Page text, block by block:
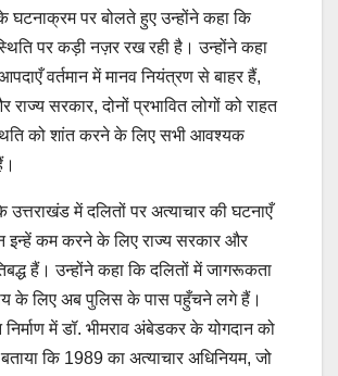
घटनाक्रम पर बोलते हुए उन्होंने कहा कि
पर कड़ी नज़र रख रही है। उन्होंने कहा
वर्तमान में मानव नियंत्रण से बाहर हैं,
सरकार, दोनों प्रभावित लोगों को राहत
को शांत करने के लिए सभी आवश्यक
उत्तराखंड में दलितों पर अत्याचार की घटनाएँ
इन्हें कम करने के लिए राज्य सरकार और
हैं। उन्होंने कहा कि दलितों में जागरूकता
के लिए अब पुलिस के पास पहुँचने लगे हैं।
निर्माण में डॉ. भीमराव अंबेडकर के योगदान को
कि 1989 का अत्याचार अधिनियम, जो